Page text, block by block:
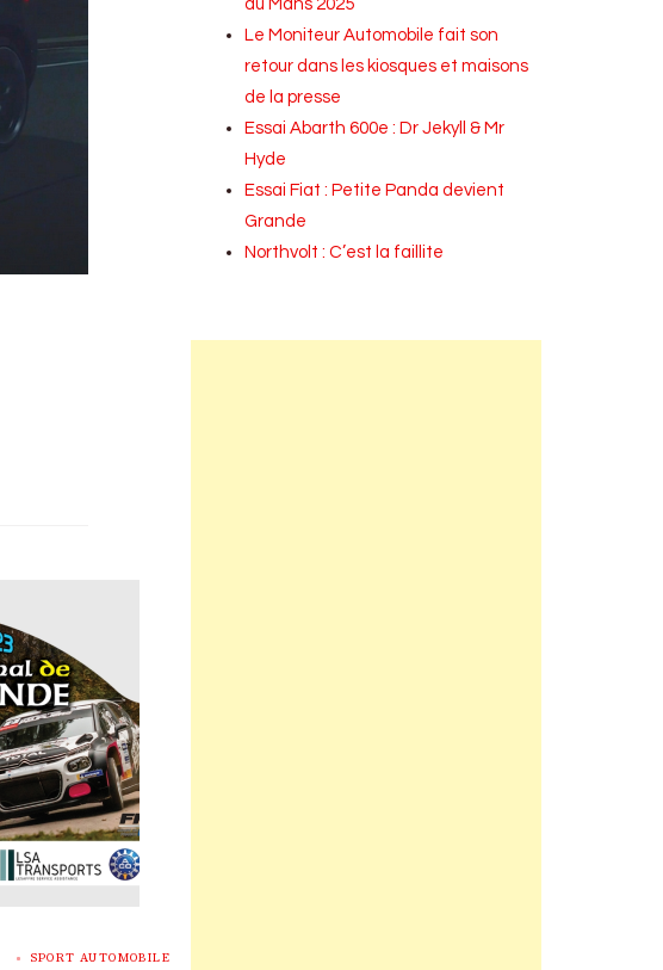
SPORT AUTOMOBILE
du Mans 2025
Le Moniteur Automobile fait son
retour dans les kiosques et maisons
de la presse
Essai Abarth 600e : Dr Jekyll & Mr
Hyde
Essai Fiat : Petite Panda devient
Grande
Northvolt : C’est la faillite